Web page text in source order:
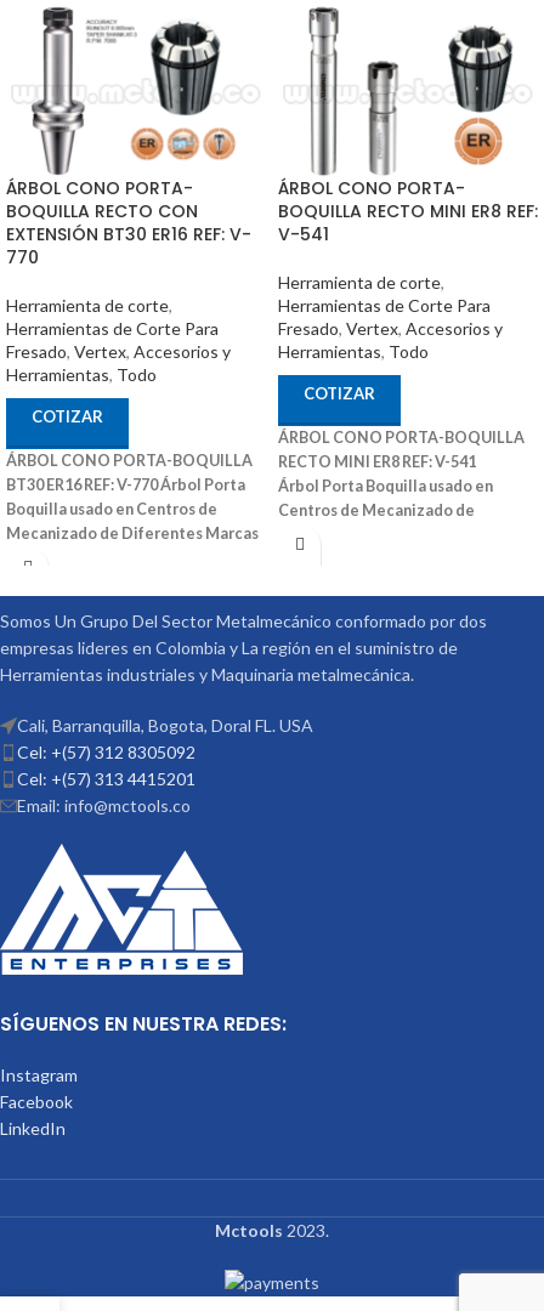
ÁRBOL CONO PORTA-
BOQUILLA RECTO CON
EXTENSIÓN BT30 ER16 REF: V-
770
Herramienta de corte,
Herramientas de Corte Para
Fresado, Vertex, Accesorios y
Herramientas, Todo
COTIZAR
ÁRBOL CONO PORTA-BOQUILLA
BT30 ER16 REF: V-770Árbol Porta
Boquilla usado en Centros de
Mecanizado de Diferentes Marcas
Ref: V-770 Medidas (Diam x Long x
3031-301 Marca: Vertex
ÁRBOL CONO PORTA-
BOQUILLA RECTO MINI ER8 REF:
V-541
Herramienta de corte,
Herramientas de Corte Para
Fresado, Vertex, Accesorios y
Herramientas, Todo
COTIZAR
ÁRBOL CONO PORTA-BOQUILLA
RECTO MINI ER8 REF: V-541
Árbol Porta Boquilla usado en
Centros de Mecanizado de
Diferentes Marcas
(DxL): 08X50 Código: 3001-290 Marca:
Vertex
Somos Un Grupo Del Sector Metalmecánico conformado por dos
empresas lideres en Colombia y La región en el suministro de
Herramientas industriales y Maquinaria metalmecánica.
Cali, Barranquilla, Bogota, Doral FL. USA
Cel: +(57) 312 8305092
Cel: +(57) 313 4415201
Email: info@mctools.co
SÍGUENOS EN NUESTRA REDES:
Instagram
Facebook
LinkedIn
Mctools 2023.